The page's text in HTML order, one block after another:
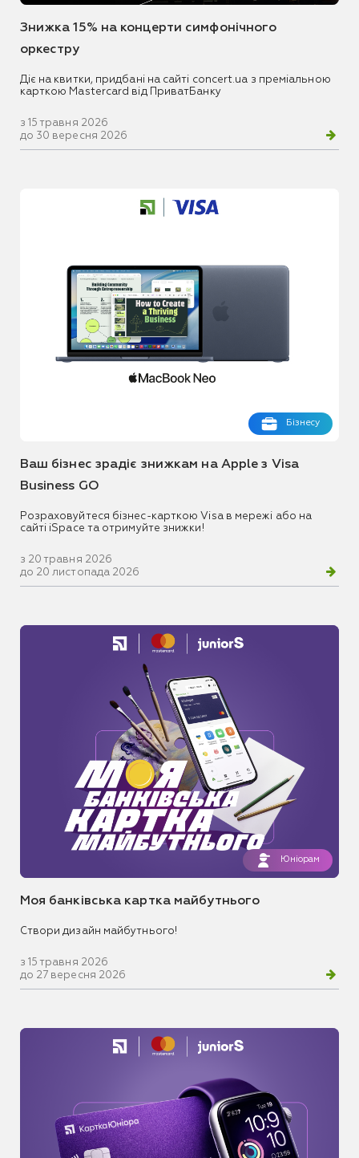
Знижка 15% на концерти симфонічного
оркестру
Діє на квитки, придбані на сайті concert.ua з преміальною
карткою Mastercard від ПриватБанку
з 15 травня 2026
до 30 вересня 2026
Бізнесу
Ваш бізнес зрадіє знижкам на Apple з Visa
Business GO
Розраховуйтеся бізнес-карткою Visa в мережі або на
сайті iSpace та отримуйте знижки!
з 20 травня 2026
до 20 листопада 2026
Юніорам
Моя банківська картка майбутнього
Створи дизайн майбутнього!
з 15 травня 2026
до 27 вересня 2026